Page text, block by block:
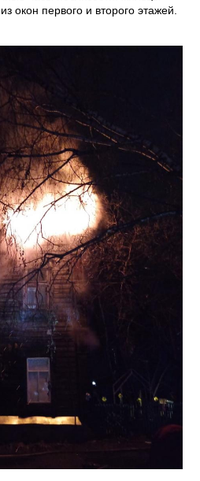
окон первого и второго этажей.